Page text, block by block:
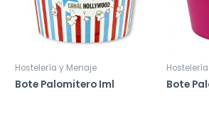
Hostelería y Menaje
Bote Palomitero Iml Bote